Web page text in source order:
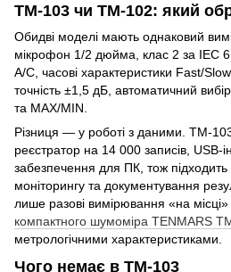
TM-103 чи TM-102: який
Обидві моделі мають однаковий
мікрофон 1/2 дюйма, клас 2 за IEC
A/C, часові характеристики Fast/
точність ±1,5 дБ, автоматичний
та MAX/MIN.
Різниця — у роботі з даними. TM-
реєстратор на 14 000 записів, USB-
забезпечення для ПК, тож
моніторингу та документування
лише разові вимірювання «на
компактного шумоміра TENMARS
метрологічними характеристиками.
Чого немає в TM-103